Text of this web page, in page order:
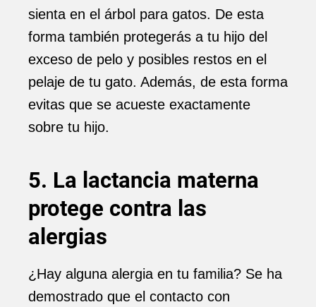
sienta en el árbol para gatos. De esta
forma también protegerás a tu hijo del
exceso de pelo y posibles restos en el
pelaje de tu gato. Además, de esta forma
evitas que se acueste exactamente
sobre tu hijo.
5. La lactancia materna
protege contra las
alergias
¿Hay alguna alergia en tu familia? Se ha
demostrado que el contacto con